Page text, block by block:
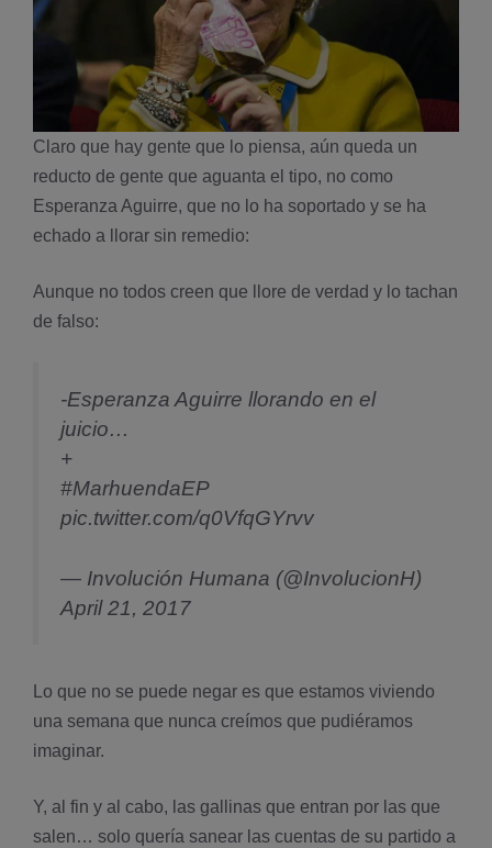
Claro que hay gente que lo piensa, aún queda un
reducto de gente que aguanta el tipo, no como
Esperanza Aguirre, que no lo ha soportado y se ha
echado a llorar sin remedio:
Aunque no todos creen que llore de verdad y lo tachan
de falso:
-Esperanza Aguirre llorando en el
juicio…
+
#MarhuendaEP
pic.twitter.com/q0VfqGYrvv
— Involución Humana (@InvolucionH)
April 21, 2017
Lo que no se puede negar es que estamos viviendo
una semana que nunca creímos que pudiéramos
imaginar.
Y, al fin y al cabo, las gallinas que entran por las que
salen… solo querí­a sanear las cuentas de su partido a